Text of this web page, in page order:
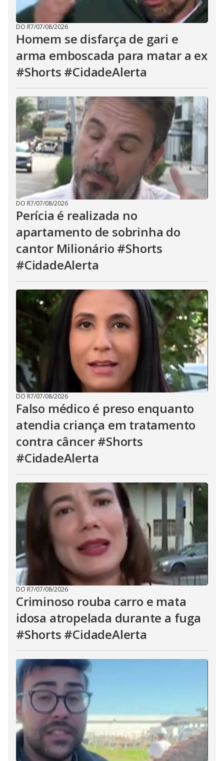
DO R7/07/08/2026
Homem se disfarça de gari e
arma emboscada para matar a ex
#Shorts #CidadeAlerta
DO R7/07/08/2026
Perícia é realizada no
apartamento de sobrinha do
cantor Milionário #Shorts
#CidadeAlerta
DO R7/07/08/2026
Falso médico é preso enquanto
atendia criança em tratamento
contra câncer #Shorts
#CidadeAlerta
DO R7/07/08/2026
Criminoso rouba carro e mata
idosa atropelada durante a fuga
#Shorts #CidadeAlerta